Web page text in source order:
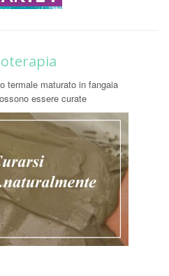
termale maturato in fangaia
essere curate